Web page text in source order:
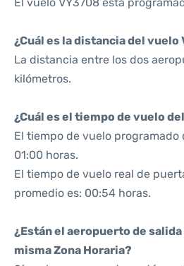
¿Cuál es la distancia del vuelo
La distancia entre los dos
kilómetros.
¿Cuál es el tiempo de vuelo
El tiempo de vuelo programado
01:00 horas.
El tiempo de vuelo real de
promedio es: 00:54 horas.
¿Están el aeropuerto de
misma Zona Horaria?